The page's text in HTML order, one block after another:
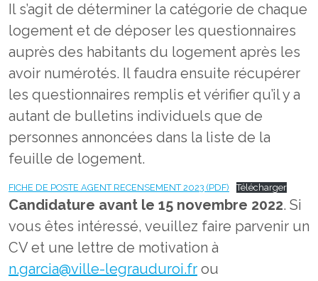
Il s’agit de déterminer la catégorie de chaque
logement et de déposer les questionnaires
auprès des habitants du logement après les
avoir numérotés. Il faudra ensuite récupérer
les questionnaires remplis et vérifier qu’il y a
autant de bulletins individuels que de
personnes annoncées dans la liste de la
feuille de logement.
FICHE DE POSTE AGENT RECENSEMENT 2023 (PDF) Télécharger
Candidature avant le 15 novembre 2022. Si
vous êtes intéressé, veuillez faire parvenir un
CV et une lettre de motivation à
n.garcia@ville-legrauduroi.fr ou